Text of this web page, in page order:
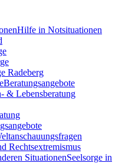
Hilfe in Notsituationen
Radeberg
Beratungsangebote
& Lebensberatung
Rechtsextremismus
Seelsorge in